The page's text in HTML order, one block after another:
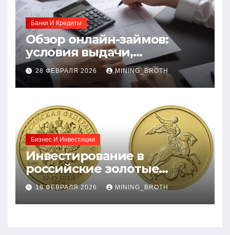
Банки И Кредиты
Обзор онлайн-займов:
условия выдачи,
процентные ставки и
требования к заемщикам
28 ФЕВРАЛЯ 2026 MINING_BROTH
Бизнес И Инвестиции
Инвестирование в
российские золотые
монеты: подробное
руководство
18 ФЕВРАЛЯ 2026 MINING_BROTH